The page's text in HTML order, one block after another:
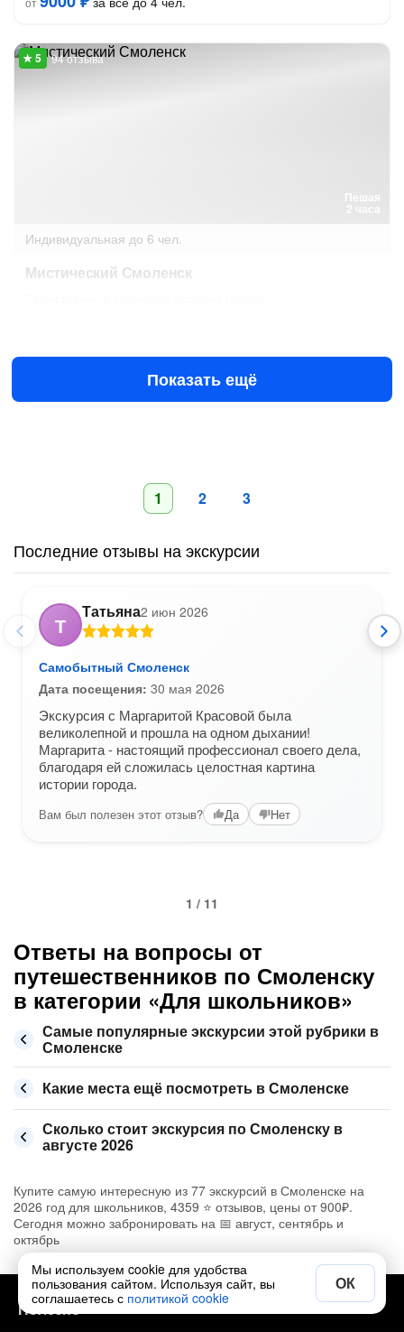
Пешая
2 часа
94 отзыва
Индивидуальная до 6 чел.
Мистический Смоленск
4000 ₽за всё до 6 чел.
Показать ещё
1 2 3
Последние отзывы на экскурсии
Т
Татьяна2 июн 2026
Самобытный Смоленск
Дата посещения: 30 мая 2026
Экскурсия с Маргаритой Красовой была
великолепной и прошла на одном дыхании!
Маргарита - настоящий профессионал своего дела,
благодаря ей сложилась целостная картина
истории города.
Вам был полезен этот отзыв? Да Нет
1 / 11
Ответы на вопросы от
путешественников по Смоленску
в категории «Для школьников»
Самые популярные экскурсии этой рубрики в
Смоленске
Какие места ещё посмотреть в Смоленске
Сколько стоит экскурсия по Смоленску в
августе 2026
Купите самую интересную из 77 экскурсий в Смоленске на
2026 год для школьников, 4359 ⭐ отзывов, цены от 900₽.
Сегодня можно забронировать на 📅 август, сентябрь и
октябрь
Полезно
Мы используем cookie для удобства
пользования сайтом. Используя сайт, вы
соглашаетесь с политикой cookie
ОК